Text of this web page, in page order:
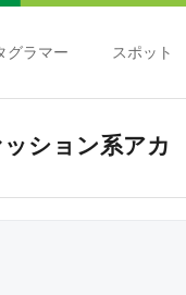
グラマー スポット
ション系アカ